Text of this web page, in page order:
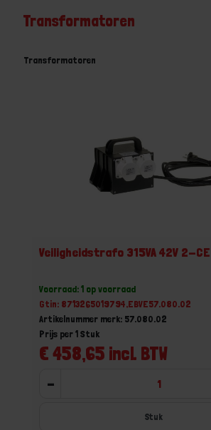
Transformatoren
Transformatoren
Veiligheidstrafo 315VA 42V 2-
Voorraad: 1 op voorraad
Gtin: 8713265019794,EBVE57.080.02
Artikelnummer merk: 57.080.02
€ 458,65 incl. BTW
Prijs per 1 Stuk
-